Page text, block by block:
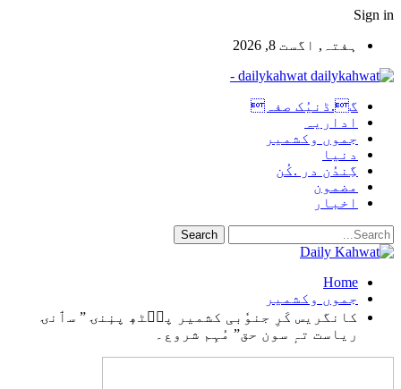
Sign in
ہفتہ, اگست 8, 2026
dailykahwat -
گ.ڈنیُک صفہ
اداریہ
جموں وکشمیر
دنیا
گِندُن در .کُن
مضمون
اخبار
Home
جموں وکشمیر
کانگریس کَرِ جنوٗبی کشمیر پٮ۪ٹھٕ پنٕنۍ ” سٲنۍ
ریاست تہٕ سون حق” مُہِم شروع۔